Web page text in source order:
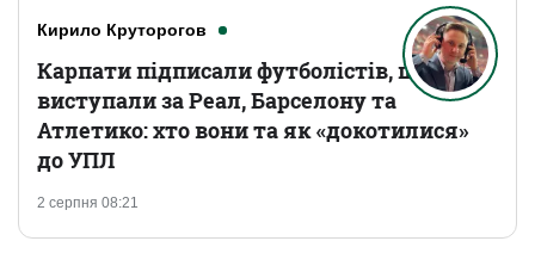
Кирило Круторогов
2 серпня 08:21
Карпати підписали футболістів, що
виступали за Реал, Барселону та
Атлетико: хто вони та як «докотилися»
до УПЛ